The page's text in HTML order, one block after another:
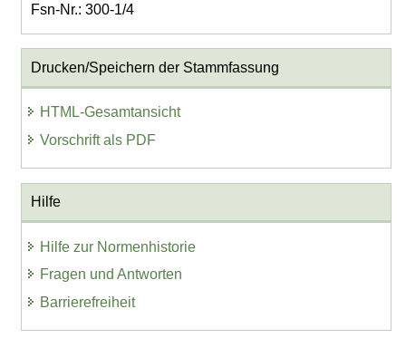
Fsn-Nr.: 300-1/4
Drucken/Speichern der Stammfassung
HTML-Gesamtansicht
Vorschrift als PDF
Hilfe
Hilfe zur Normenhistorie
Fragen und Antworten
Barrierefreiheit